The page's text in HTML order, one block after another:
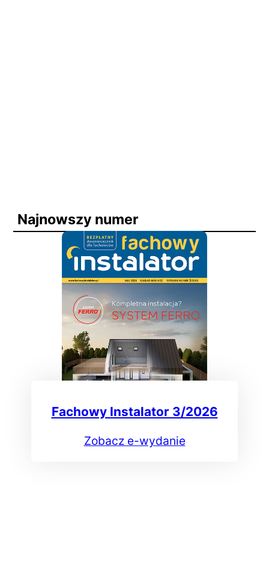
Najnowszy numer
Fachowy Instalator 3/2026
Zobacz e-wydanie